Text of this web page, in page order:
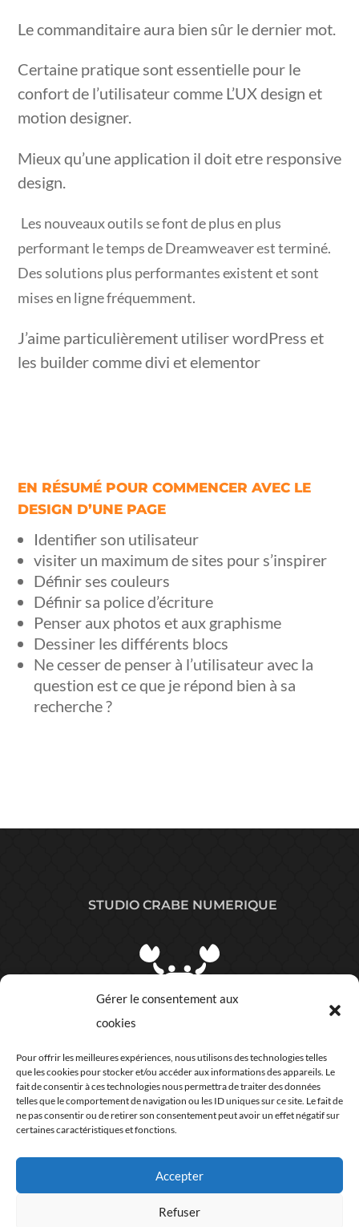
Gérer le consentement aux
cookies
Pour offrir les meilleures expériences, nous utilisons des technologies telles
que les cookies pour stocker et/ou accéder aux informations des appareils. Le
fait de consentir à ces technologies nous permettra de traiter des données
telles que le comportement de navigation ou les ID uniques sur ce site. Le fait de
ne pas consentir ou de retirer son consentement peut avoir un effet négatif sur
certaines caractéristiques et fonctions.
Accepter
Refuser
Le commanditaire aura bien sûr le dernier mot.
Certaine pratique sont essentielle pour le
confort de l’utilisateur comme L’UX design et
motion designer.
Mieux qu’une application il doit etre responsive
design.
Les nouveaux outils se font de plus en plus
performant le temps de Dreamweaver est terminé.
Des solutions plus performantes existent et sont
mises en ligne fréquemment.
J’aime particulièrement utiliser wordPress et
les builder comme divi et elementor
EN RÉSUMÉ POUR COMMENCER AVEC LE
DESIGN D’UNE PAGE
Identifier son utilisateur
visiter un maximum de sites pour s’inspirer
Définir ses couleurs
Définir sa police d’écriture
Penser aux photos et aux graphisme
Dessiner les différents blocs
Ne cesser de penser à l’utilisateur avec la
question est ce que je répond bien à sa
recherche ?
STUDIO CRABE NUMERIQUE
COORDONNÉES
06 63 07 76 44
Studio crabe numérique